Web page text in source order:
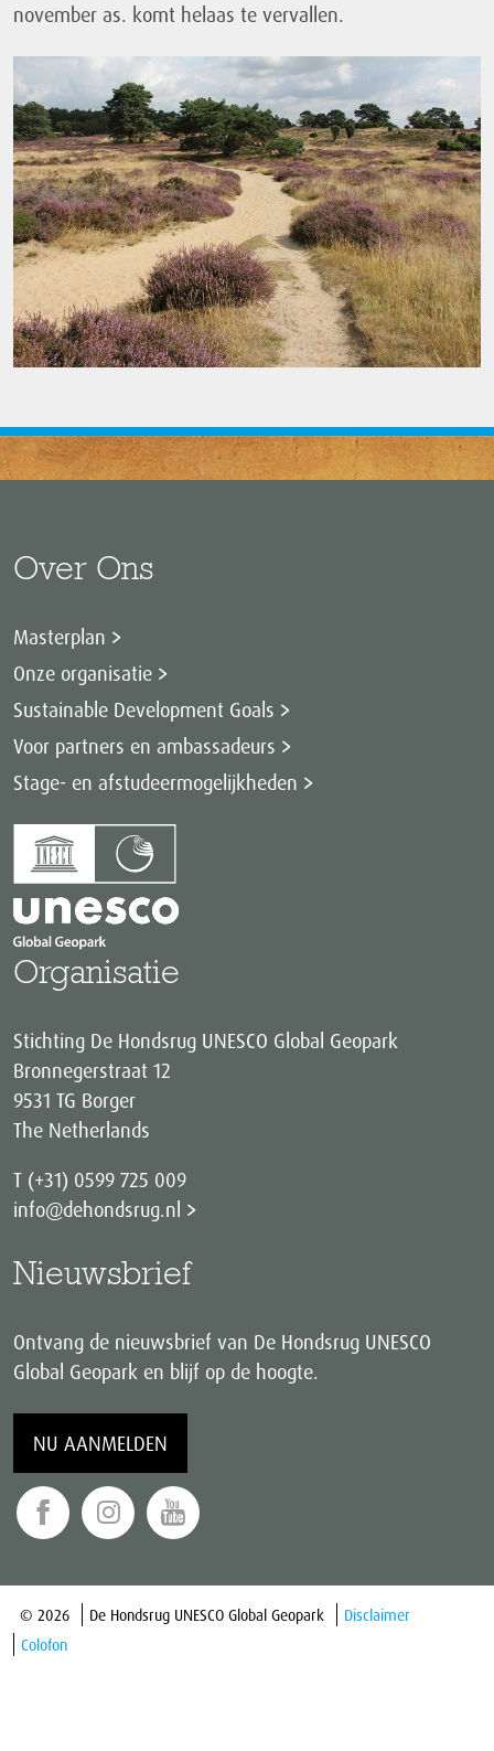
november as. komt helaas te vervallen.
Over Ons
Masterplan
Onze organisatie
Sustainable Development Goals
Voor partners en ambassadeurs
Stage- en afstudeermogelijkheden
Organisatie
Stichting De Hondsrug UNESCO Global Geopark
Bronnegerstraat 12
9531 TG Borger
The Netherlands
T (+31) 0599 725 009
info@dehondsrug.nl
Nieuwsbrief
Ontvang de nieuwsbrief van De Hondsrug UNESCO
Global Geopark en blijf op de hoogte.
NU AANMELDEN
© 2026 De Hondsrug UNESCO Global Geopark
Disclaimer
Colofon